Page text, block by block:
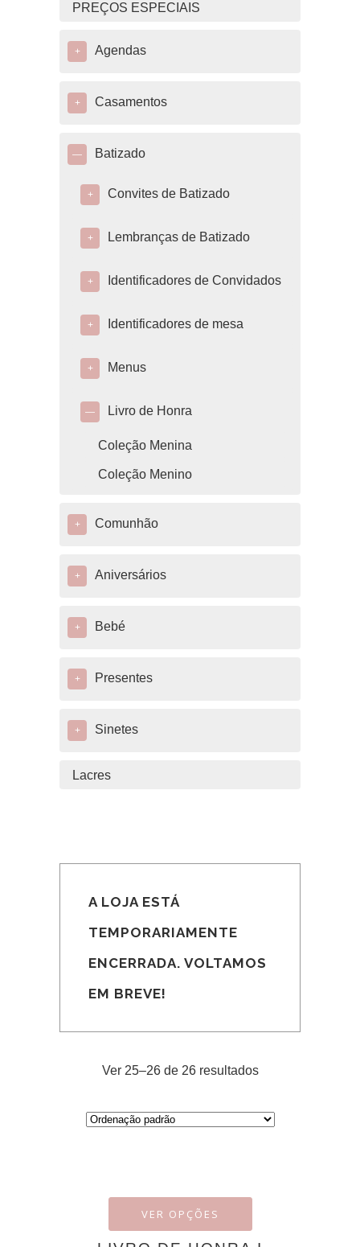
PREÇOS ESPECIAIS
+ Agendas
+ Casamentos
— Batizado
+ Convites de Batizado
+ Lembranças de Batizado
+ Identificadores de Convidados
+ Identificadores de mesa
+ Menus
— Livro de Honra
Coleção Menina
Coleção Menino
+ Comunhão
+ Aniversários
+ Bebé
+ Presentes
+ Sinetes
Lacres
A LOJA ESTÁ
TEMPORARIAMENTE
ENCERRADA. VOLTAMOS
EM BREVE!
Ver 25–26 de 26 resultados
VER OPÇÕES